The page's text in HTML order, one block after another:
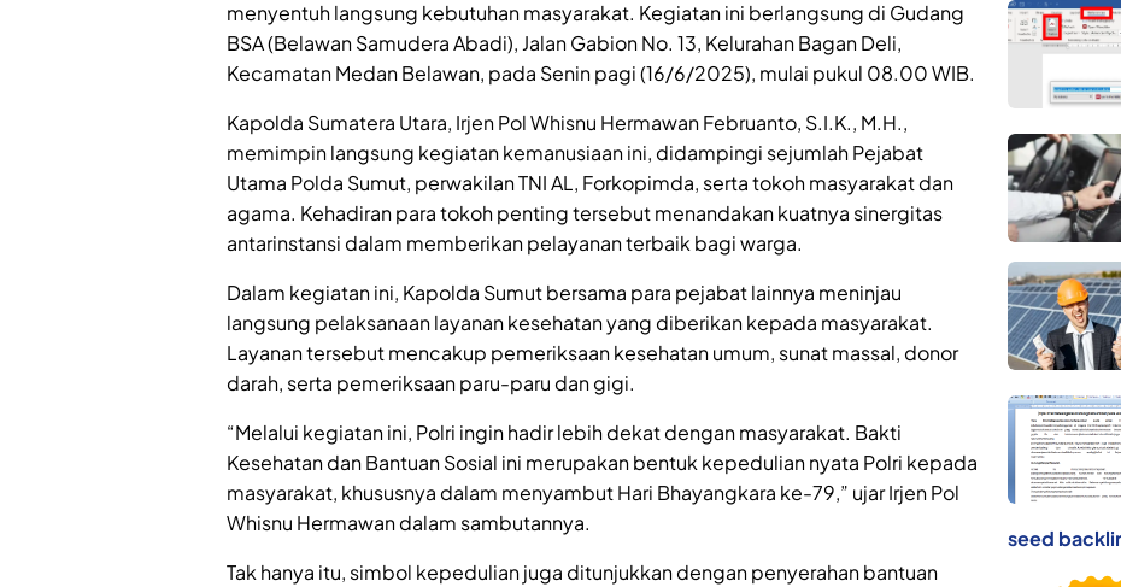
menyentuh langsung kebutuhan masyarakat. Kegiatan ini berlangsung di Gudang
BSA (Belawan Samudera Abadi), Jalan Gabion No. 13, Kelurahan Bagan Deli,
Kecamatan Medan Belawan, pada Senin pagi (16/6/2025), mulai pukul 08.00 WIB.
Kapolda Sumatera Utara, Irjen Pol Whisnu Hermawan Februanto, S.I.K., M.H.,
memimpin langsung kegiatan kemanusiaan ini, didampingi sejumlah Pejabat
Utama Polda Sumut, perwakilan TNI AL, Forkopimda, serta tokoh masyarakat dan
agama. Kehadiran para tokoh penting tersebut menandakan kuatnya sinergitas
antarinstansi dalam memberikan pelayanan terbaik bagi warga.
Dalam kegiatan ini, Kapolda Sumut bersama para pejabat lainnya meninjau
langsung pelaksanaan layanan kesehatan yang diberikan kepada masyarakat.
Layanan tersebut mencakup pemeriksaan kesehatan umum, sunat massal, donor
darah, serta pemeriksaan paru-paru dan gigi.
“Melalui kegiatan ini, Polri ingin hadir lebih dekat dengan masyarakat. Bakti
Kesehatan dan Bantuan Sosial ini merupakan bentuk kepedulian nyata Polri kepada
masyarakat, khususnya dalam menyambut Hari Bhayangkara ke-79,” ujar Irjen Pol
Whisnu Hermawan dalam sambutannya.
Tak hanya itu, simbol kepedulian juga ditunjukkan dengan penyerahan bantuan
seed